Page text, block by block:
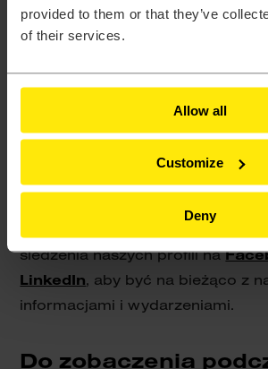
provided to them or that they’ve
of their services.
Allow all
Customize
Deny
Specjalne podziękowania
wyjątkowego wydarzenia.
Materiały z
Informujemy, że w najbliższym
śledzenia naszych profili na
LinkedIn, aby być na bieżąco z
informacjami i wydarzeniami.
Do zobaczenia